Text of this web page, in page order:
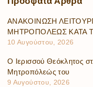
ΑΝΑΚΟΙΝΩΣΗ
ΜΗΤΡΟΠΟΛΕΩΣ ΚΑΤΑ
10 Αυγούστου, 2026
Ο Ιερισσού Θεόκλητος
Μητροπόλεώς του
9 Αυγούστου, 2026